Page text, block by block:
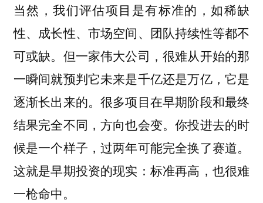
当然，我们评估项目是有标准的，如稀缺
性、成长性、市场空间、团队持续性等都不
可或缺。但一家伟大公司，很难从开始的那
一瞬间就预判它未来是千亿还是万亿，它是
逐渐长出来的。很多项目在早期阶段和最终
结果完全不同，方向也会变。你投进去的时
候是一个样子，过两年可能完全换了赛道。
这就是早期投资的现实： 标准再高，也很难
一枪命中。